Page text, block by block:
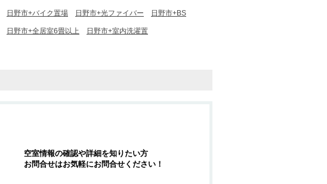
日野市+バイク置場 日野市+光ファイバー 日野市+BS
日野市+全居室6畳以上 日野市+室内洗濯置
空室情報の確認や詳細を知りたい方
お問合せはお気軽にお問合せください！